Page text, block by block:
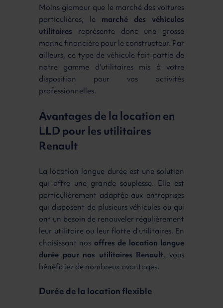
Moins glamour que le marché des voitures
particulières, le marché des véhicules
utilitaires représente donc une grosse
manne financière pour le constructeur. Par
ailleurs, ce type de véhicule fait partie de
notre gamme d'utilitaires mis à votre
disposition pour vos activités
professionnelles.
Avantages de la location en
LLD pour les utilitaires
Renault
La location longue durée est une solution
qui offre une grande souplesse. Elle est
particulièrement adaptée aux entreprises
qui disposent de plusieurs véhicules ou qui
ont un besoin de renouveler régulièrement
leur utilitaire ou leur flotte d'utilitaires. En
choisissant nos offres de location longue
durée pour nos utilitaires Renault, vous
bénéficiez de nombreux avantages.
Durée de la location flexible